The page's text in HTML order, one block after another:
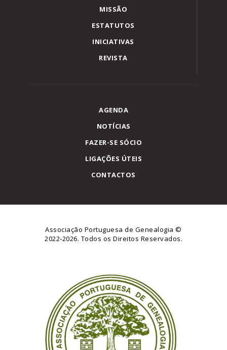
MISSÃO
ESTATUTOS
INICIATIVAS
REVISTA
AGENDA
NOTÍCIAS
FAZER-SE SÓCIO
LIGAÇÕES ÚTEIS
CONTACTOS
Associação Portuguesa de Genealogia©
2022-2026. Todos os Direitos Reservados.